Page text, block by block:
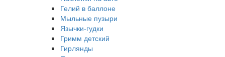
Гелий в баллоне
Мыльные пузыри
Язычки-гудки
Гримм детский
Гирлянды